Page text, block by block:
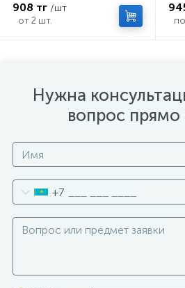
908 тг /шт
от 2 шт.
Нужна
вопрос прямо
+7